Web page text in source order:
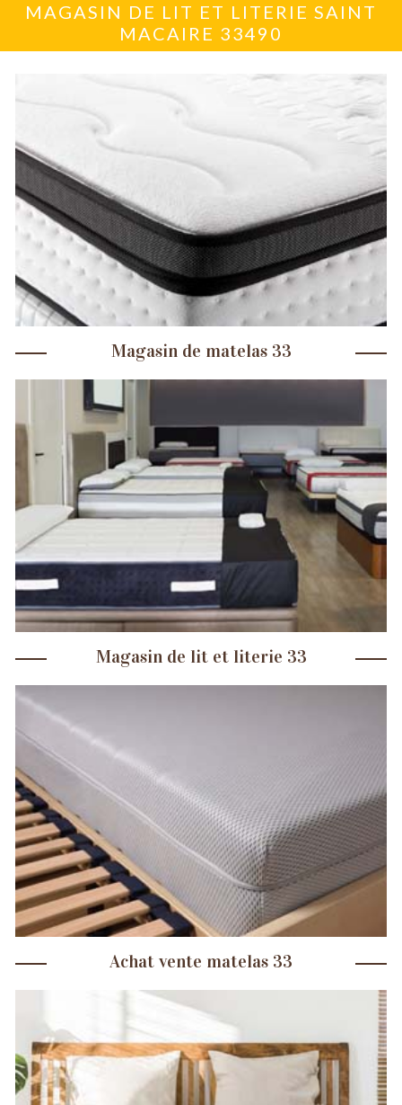
MAGASIN DE LIT ET LITERIE SAINT
MACAIRE 33490
Magasin de matelas 33
Magasin de lit et literie 33
Achat vente matelas 33